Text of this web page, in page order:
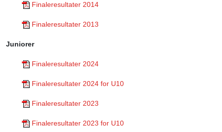
Finaleresultater 2014
Finaleresultater 2013
Juniorer
Finaleresultater 2024
Finaleresultater 2024 for U10
Finaleresultater 2023
Finaleresultater 2023 for U10